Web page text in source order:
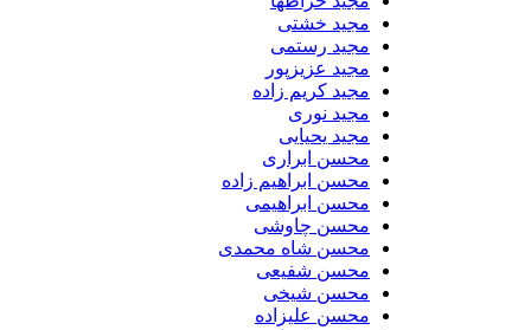
مجید خشتی
مجید رستمی
مجید عزیزپور
مجید کریم زاده
مجید نوری
مجید یحیایی
محسن ابراری
محسن ابراهیم زاده
محسن ابراهیمی
محسن چاوشی
محسن شاه محمدی
محسن شفیعی
محسن شیخی
محسن علیزاده